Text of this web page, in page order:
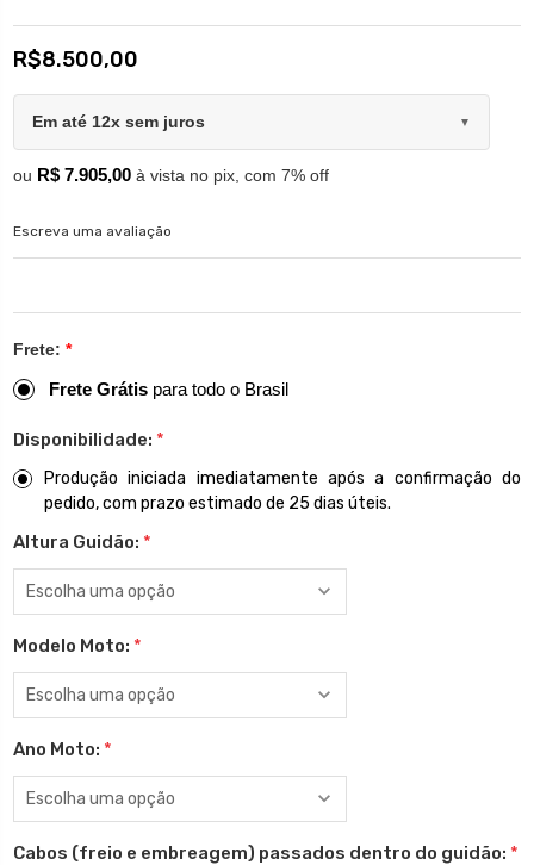
R$8.500,00
Em até 12x sem juros ▼
ou R$ 7.905,00 à vista no pix, com 7% off
Escreva uma avaliação
Frete: *
Frete Grátis para todo o Brasil
Disponibilidade: *
Produção iniciada imediatamente após a confirmação do
pedido, com prazo estimado de 25 dias úteis.
Altura Guidão: *
Modelo Moto: *
Ano Moto: *
Cabos (freio e embreagem) passados dentro do guidão: *